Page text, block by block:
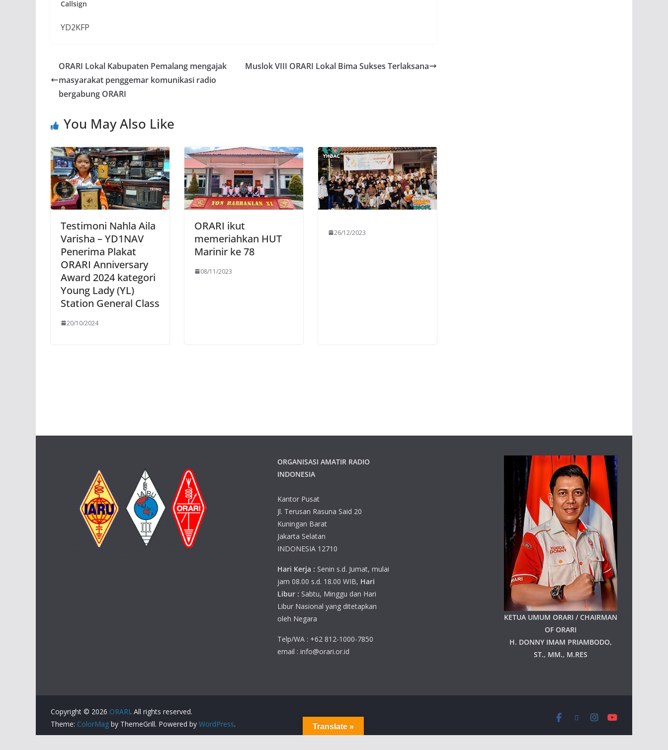
Callsign
YD2KFP
ORARI Lokal Kabupaten Pemalang mengajak
masyarakat penggemar komunikasi radio
bergabung ORARI
Muslok VIII ORARI Lokal Bima Sukses Terlaksana
You May Also Like
Testimoni Nahla Aila
Varisha – YD1NAV
Penerima Plakat
ORARI Anniversary
Award 2024 kategori
Young Lady (YL)
Station General Class
20/10/2024
ORARI ikut
memeriahkan HUT
Marinir ke 78
08/11/2023
26/12/2023
ORGANISASI AMATIR RADIO
INDONESIA
Kantor Pusat
Jl. Terusan Rasuna Said 20
Kuningan Barat
Jakarta Selatan
INDONESIA 12710
Hari Kerja : Senin s.d. Jumat, mulai
jam 08.00 s.d. 18.00 WIB, Hari
Libur : Sabtu, Minggu dan Hari
Libur Nasional yang ditetapkan
oleh Negara
Telp/WA : +62 812-1000-7850
email : info@orari.or.id
KETUA UMUM ORARI / CHAIRMAN
OF ORARI
H. DONNY IMAM PRIAMBODO,
ST., MM., M.RES
Copyright © 2026 ORARI. All rights reserved.
Theme: ColorMag by ThemeGrill. Powered by WordPress. Translate »